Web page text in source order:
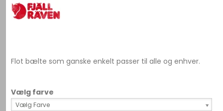
Flot bælte som ganske enkelt passer til alle og enhver.
Vælg farve
Vælg Farve